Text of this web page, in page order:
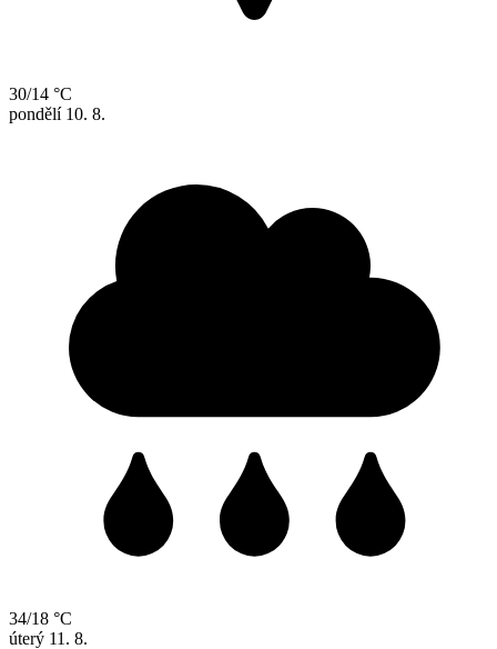
30/14 °C
pondělí 10. 8.
34/18 °C
úterý 11. 8.